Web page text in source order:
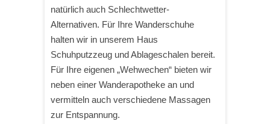
natürlich auch Schlechtwetter-
Alternativen. Für Ihre Wanderschuhe
halten wir in unserem Haus
Schuhputzzeug und Ablageschalen bereit.
Für Ihre eigenen „Wehwechen“ bieten wir
neben einer Wanderapotheke an und
vermitteln auch verschiedene Massagen
zur Entspannung.